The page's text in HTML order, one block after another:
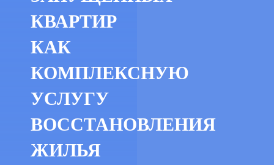
КВАРТИР
КАК
КОМПЛЕКСНУЮ
УСЛУГУ
ВОССТАНОВЛЕНИЯ
ЖИЛЬЯ